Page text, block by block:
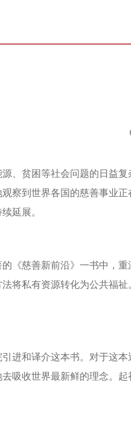
、贫困等社会问题的日益
察到世界各国的慈善事业
延展。
《慈善新前沿》一书中，
将私有资源转化为公共福
引进和译介这本书。对于这
吸收世界最新鲜的理念。